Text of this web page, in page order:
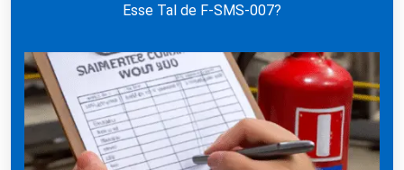
Esse Tal de F-SMS-007?